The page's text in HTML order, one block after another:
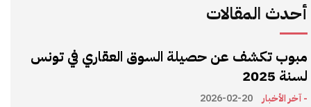
أحدث المقالات
مبوب تكشف عن حصيلة السوق العقاري في تونس
لسنة 2025
- آخر الأخبار 2026-02-20